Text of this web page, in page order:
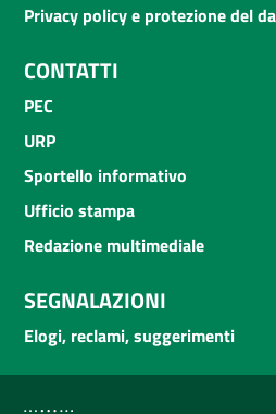
Privacy policy e protezione del
CONTATTI
PEC
URP
Sportello informativo
Ufficio stampa
Redazione multimediale
SEGNALAZIONI
Elogi, reclami, suggerimenti